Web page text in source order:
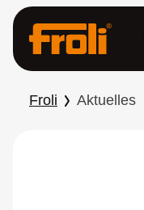
springen
Froli Aktuelles